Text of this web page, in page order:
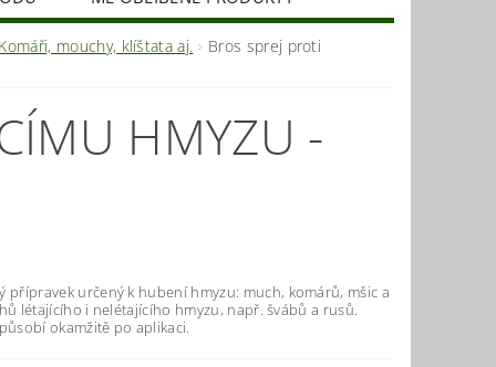
mouchy, klíštata aj. Bros sprej proti
HMYZU -
přípravek určený k hubení hmyzu: much, komárů, mšic a
létajícího i nelétajícího hmyzu, např. švábů a rusů.
okamžitě po aplikaci.